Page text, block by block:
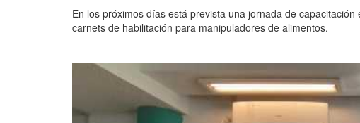
En los próximos días está prevista una jornada de
carnets de habilitación para manipuladores de alimentos.